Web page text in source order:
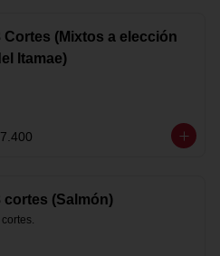
Cortes (Mixtos a elección
Itamae)
cortes (Salmón)
cortes.